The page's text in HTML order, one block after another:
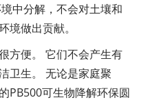
中分解，不会对土壤和
境做出贡献。
方便。 它们不会产生有
卫生。 无论是家庭聚
PB500可生物降解环保圆